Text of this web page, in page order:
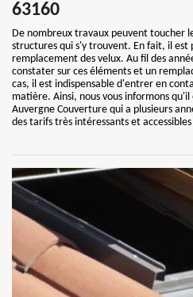
63160
De nombreux travaux peuvent toucher
structures qui s'y trouvent. En fait, il est
remplacement des velux. Au fil des
constater sur ces éléments et un
cas, il est indispensable d'entrer en
matière. Ainsi, nous vous informons qu'il
Auvergne Couverture qui a plusieurs
des tarifs très intéressants et